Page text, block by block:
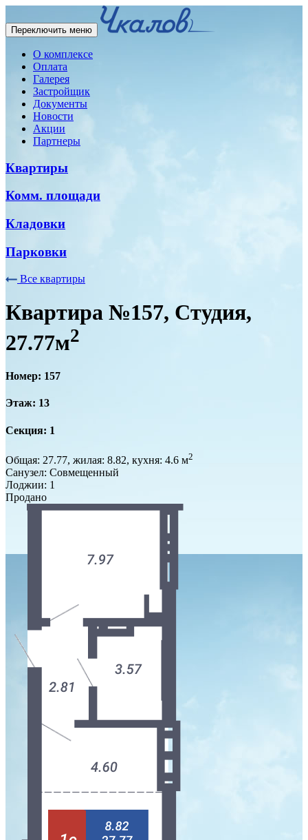
Переключить меню
О комплексе
Оплата
Галерея
Застройщик
Документы
Новости
Акции
Партнеры
Квартиры
Комм. площади
Кладовки
Парковки
Все квартиры
Квартира №157, Студия,
27.77м2
Номер: 157
Этаж: 13
Секция: 1
Общая: 27.77, жилая: 8.82, кухня: 4.6 м2
Санузел: Совмещенный
Лоджии: 1
Продано